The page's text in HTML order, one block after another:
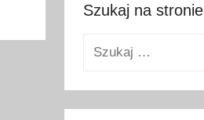
Szukaj na stronie
Szukaj: